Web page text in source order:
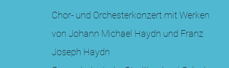
Chor- und Orchesterkonzert mit Werken
von Johann Michael Haydn und Franz
Joseph Haydn